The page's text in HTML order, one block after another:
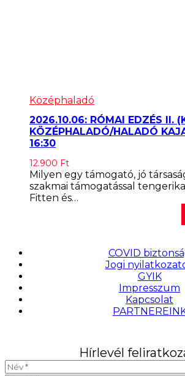
Középhaladó
2026.10.06: RÓMAI EDZÉS II.
KÖZÉPHALADÓ/HALADÓ
16:30
12.900 Ft
Milyen egy támogató, jó
szakmai támogatással
Fitten és…
COVID
Jogi
GYIK
Impresszum
Kapcsolat
Hírlevél